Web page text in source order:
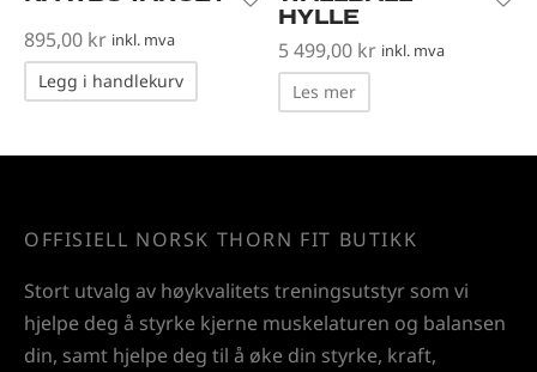
895,00 kr inkl. mva
Legg i handlekurv
HYLLE
5 499,00 kr inkl. mva
Les mer
OFFISIELL NORSK THORN FIT BUTIKK
Stort utvalg av høykvalitets treningsutstyr som vi
hjelpe deg å styrke kjerne muskelaturen og balansen
din, samt hjelpe deg til å øke din styrke, kraft,